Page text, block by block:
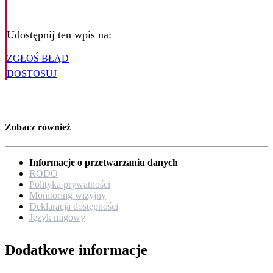
Udostępnij ten wpis na:
ZGŁOŚ BŁĄD
DOSTOSUJ
Zobacz również
Informacje o przetwarzaniu danych
RODO
Polityka prywatności
Monitoring wizyjny
Deklaracja dostępności
Język migowy
Dodatkowe informacje